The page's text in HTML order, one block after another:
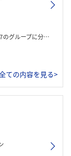
して発表を行った。また、その後には自己分析ワークという個人ワークを行った。
ての内容を見る>